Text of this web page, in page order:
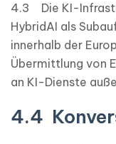
4.3 Die KI-
HybridAI als
innerhalb der
Übermittlung von
an KI-Dienste
4.4